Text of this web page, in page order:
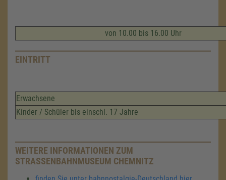
von 10.00 bis 16.00 Uhr
EINTRITT
Erwachsene
Kinder / Schüler bis einschl. 17 Jahre
WEITERE INFORMATIONEN ZUM
STRASSENBAHNMUSEUM CHEMNITZ